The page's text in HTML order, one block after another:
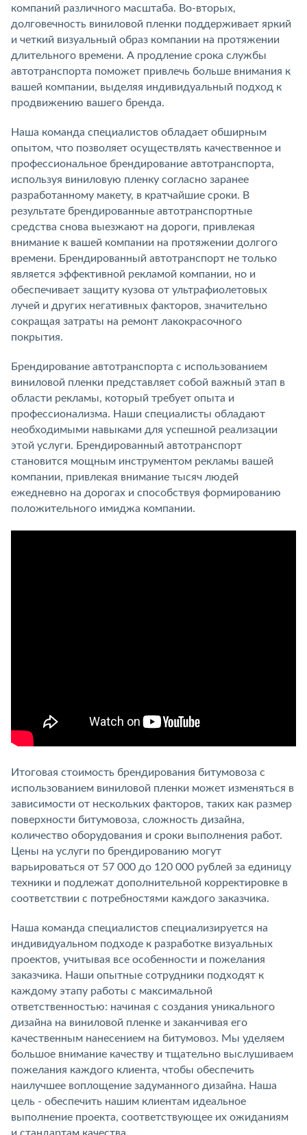
компаний различного масштаба. Во-вторых,
долговечность виниловой пленки поддерживает яркий
и четкий визуальный образ компании на протяжении
длительного времени. А продление срока службы
автотранспорта поможет привлечь больше внимания к
вашей компании, выделяя индивидуальный подход к
продвижению вашего бренда.
Наша команда специалистов обладает обширным
опытом, что позволяет осуществлять качественное и
профессиональное брендирование автотранспорта,
используя виниловую пленку согласно заранее
разработанному макету, в кратчайшие сроки. В
результате брендированные автотранспортные
средства снова выезжают на дороги, привлекая
внимание к вашей компании на протяжении долгого
времени. Брендированный автотранспорт не только
является эффективной рекламой компании, но и
обеспечивает защиту кузова от ультрафиолетовых
лучей и других негативных факторов, значительно
сокращая затраты на ремонт лакокрасочного
покрытия.
Брендирование автотранспорта с использованием
виниловой пленки представляет собой важный этап в
области рекламы, который требует опыта и
профессионализма. Наши специалисты обладают
необходимыми навыками для успешной реализации
этой услуги. Брендированный автотранспорт
становится мощным инструментом рекламы вашей
компании, привлекая внимание тысяч людей
ежедневно на дорогах и способствуя формированию
положительного имиджа компании.
Итоговая стоимость брендирования битумовоза с
использованием виниловой пленки может изменяться в
зависимости от нескольких факторов, таких как размер
поверхности битумовоза, сложность дизайна,
количество оборудования и сроки выполнения работ.
Цены на услуги по брендированию могут
варьироваться от 57 000 до 120 000 рублей за единицу
техники и подлежат дополнительной корректировке в
соответствии с потребностями каждого заказчика.
Наша команда специалистов специализируется на
индивидуальном подходе к разработке визуальных
проектов, учитывая все особенности и пожелания
заказчика. Наши опытные сотрудники подходят к
каждому этапу работы с максимальной
ответственностью: начиная с создания уникального
дизайна на виниловой пленке и заканчивая его
качественным нанесением на битумовоз. Мы уделяем
большое внимание качеству и тщательно выслушиваем
пожелания каждого клиента, чтобы обеспечить
наилучшее воплощение задуманного дизайна. Наша
цель - обеспечить нашим клиентам идеальное
выполнение проекта, соответствующее их ожиданиям